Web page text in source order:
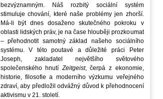
bezvýznamným. Náš rozbitý sociální systém
stimuluje chování, které naše problémy jen zhorší.
Má-li být dnes dosaženo skutečného pokroku v
oblasti lidských práv, je na čase hlouběji prozkoumat
– přehodnotit samotný základ našeho sociálního
systému. V této poutavé a důležité práci Peter
Joseph, zakladatel největšího světového
společenského hnutí Zeitgeist, čerpá z ekonomie,
historie, filosofie a moderního výzkumu veřejného
zdraví, aby předložil odvážný důvod k přehodnocení
aktivismu v 21. století.